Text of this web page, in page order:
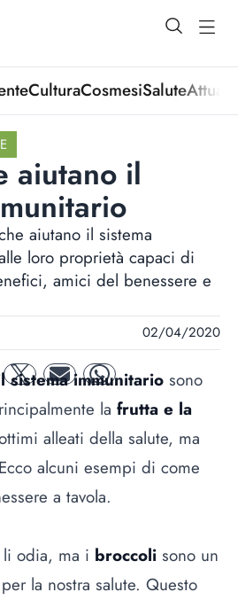
open
CulturaCosmesiSalute
aiutano il
aiutano il sistema
loro proprietà capaci di
amici del benessere e
02/04/2020
twitter mail whatsapp
sistema immunitario sono
la frutta e la
alleati della salute, ma
alcuni esempi di come
a tavola.
li odia, ma i broccoli sono un
la nostra salute. Questo